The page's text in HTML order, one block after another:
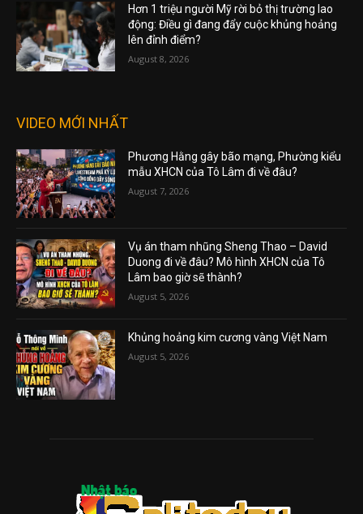
Hơn 1 triệu người Mỹ rời bỏ thị trường lao
động: Điều gì đang đẩy cuộc khủng hoảng
lên đỉnh điểm?
August 8, 2026
VIDEO MỚI NHẤT
Phương Hằng gây bão mạng, Phường kiểu
mẫu XHCN của Tô Lâm đi về đâu?
August 7, 2026
Vụ án tham nhũng Sheng Thao – David
Duong đi về đâu? Mô hình XHCN của Tô
Lâm bao giờ sẽ thành?
August 5, 2026
Khủng hoảng kim cương vàng Việt Nam
August 5, 2026